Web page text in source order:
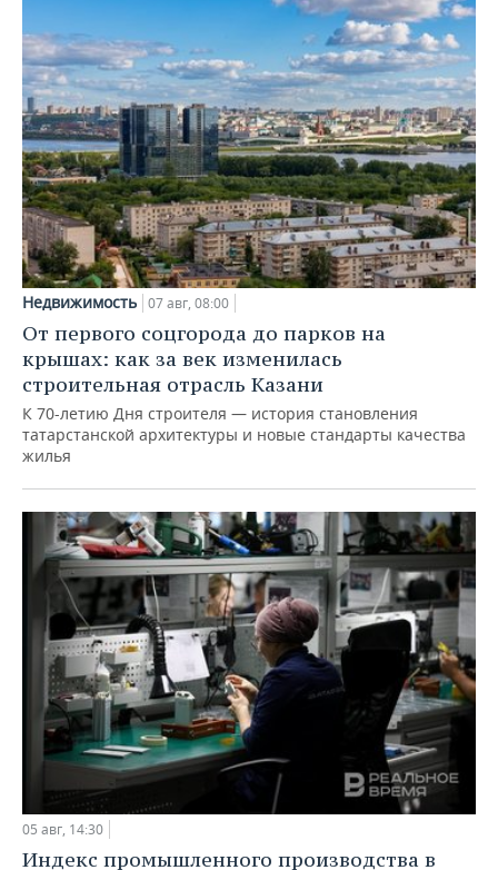
Недвижимость 07 авг, 08:00
От первого соцгорода до парков на
крышах: как за век изменилась
строительная отрасль Казани
К 70-летию Дня строителя — история становления
татарстанской архитектуры и новые стандарты качества
жилья
05 авг, 14:30
Индекс промышленного производства в